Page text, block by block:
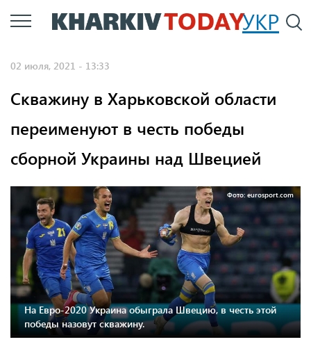
Перейти
к
УКР
02 июля, 2021 - 13:33
Скважину в Харьковской области
переименуют в честь победы
сборной Украины над Швецией
Фото: eurosport.com
На Евро-2020 Украина обыграла Швецию, в честь этой
победы назовут скважину.